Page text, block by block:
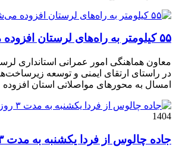
۵۵ کیلومتر به راه‌های لرستان افزوده می‌شود
در راستای ارتقای ایمنی و توسعه
امسال به محورهای مواصلاتی استان
1404
جاده چالوس از فردا یکشنبه به مدت ۳ روز مسدود است